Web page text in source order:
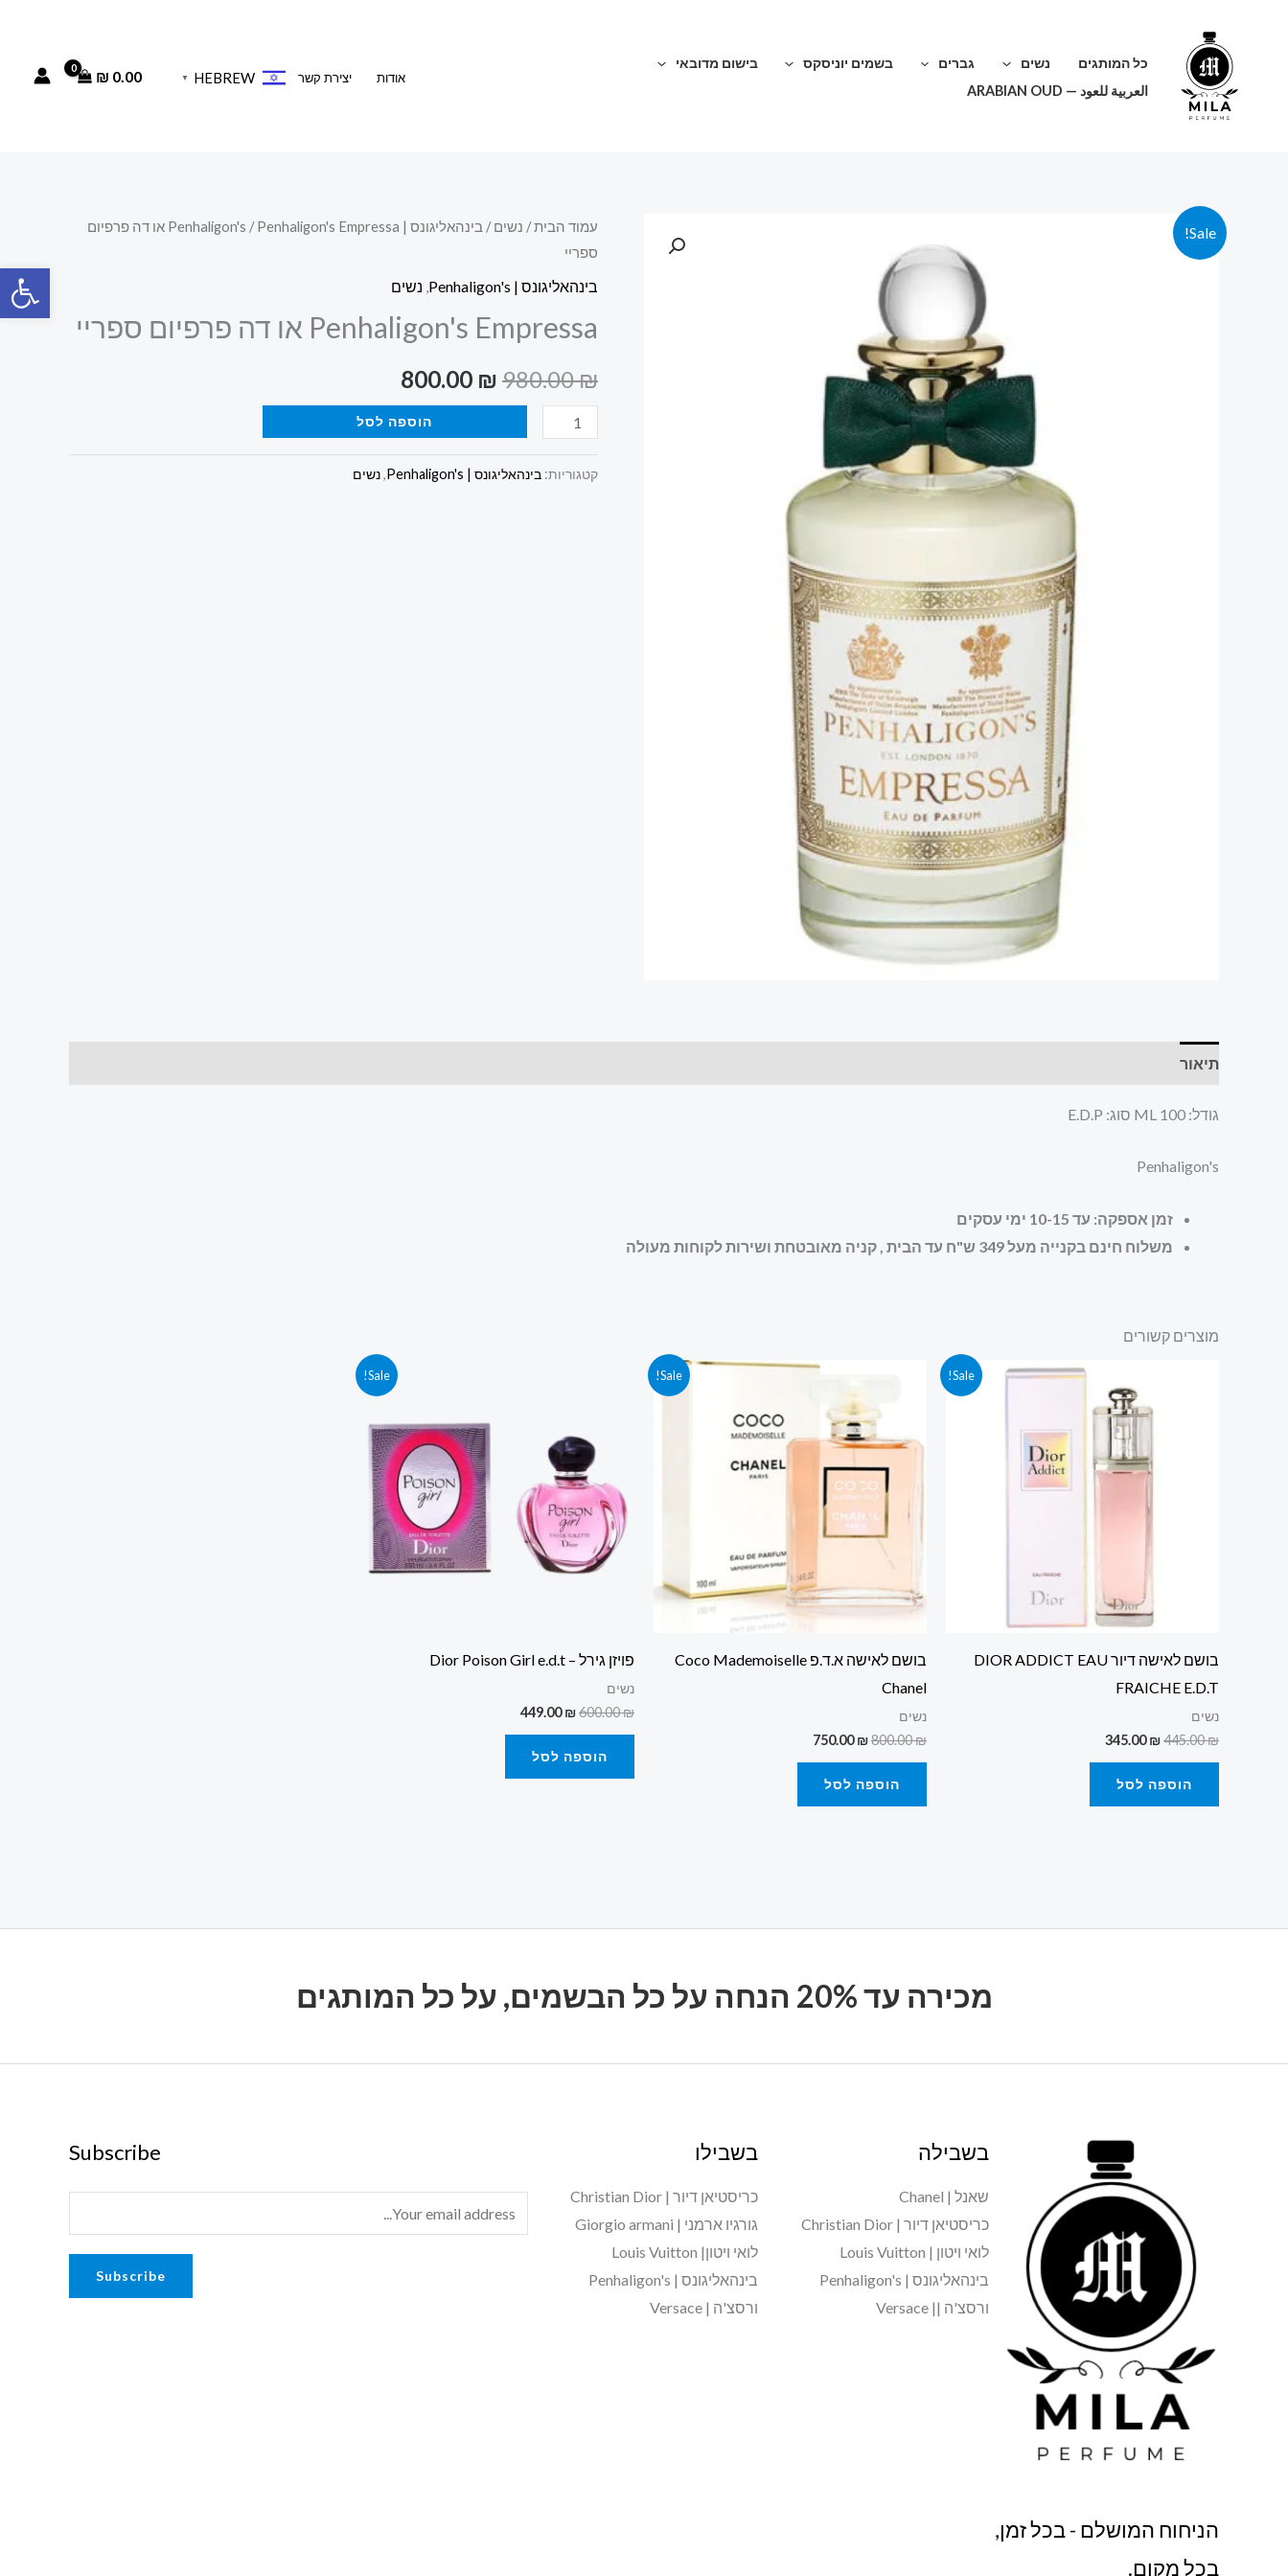
פתח
כל המותגים נשים גברים בשמים יוניסקס
בישום מדובאי
العربية للعود — ARABIAN OUD
אודות יצירת קשר HEBREW
▼
0.00
₪
Sale! עמוד הבית/ נשים/ בינהאליגונס | Penhaligon's
/ Penhaligon's Empressa או דה פרפיום
ספריי
בינהאליגונס | Penhaligon's , נשים
Penhaligon's Empressa או דה פרפיום ספריי
980.00₪
המחיר
המקורי
היה:
800.00 ₪
המחיר
הוא:
כמות
של
Penhaligon's
או
פרפיום
ספריי
הוספה לסל
קטגוריות: בינהאליגונס | Penhaligon's ,נשים
תיאור
גודל: 100 ML סוג: E.D.P
Penhaligon's
זמן אספקה: עד 10-15 ימי עסקים
משלוח חינם בקנייה מעל 349 ש"ח עד הבית , קניה מאובטחת ושירות לקוחות מעולה
מוצרים קשורים
Sale!
בושם לאישה דיור DIOR ADDICT EAU
FRAICHE E.D.T
נשים
445.00₪
המקורי
היה:
445.00 ₪.
345.00₪
המחיר
הנוכחי
345.00 ₪.
הוספה לסל
Sale!
בושם לאישה א.ד.פ Coco Mademoiselle
Chanel
נשים
800.00₪
היה:
800.00 ₪.
750.00₪
המחיר
750.00 ₪.
הוספה לסל
Sale!
פויזן גירל – Dior Poison Girl e.d.t
נשים
600.00₪
449.00₪
הוספה לסל
מכירה עד 20% הנחה על כל הבשמים, על כל המותגים
הניחוח המושלם - בכל זמן,
בכל מקום.
בשבילה
שאנל | Chanel
כריסטיאן דיור | Christian Dior
לואי ויטון | Louis Vuitton
בינהאליגונס | Penhaligon's
ורסצ'ה || Versace
בשבילו
כריסטיאן דיור | Christian Dior
גורגיו ארמני | Giorgio armani
לואי ויטון| Louis Vuitton
בינהאליגונס | Penhaligon's
ורסצ'ה | Versace
Subscribe
m
Subscribe